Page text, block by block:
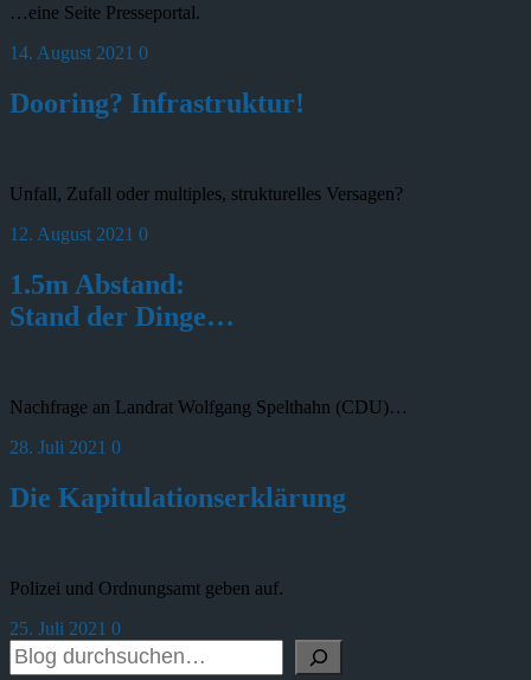
…eine Seite Presseportal.
14. August 2021 0
Dooring? Infrastruktur!
Unfall, Zufall oder multiples, strukturelles Versagen?
12. August 2021 0
1.5m Abstand:
Stand der Dinge…
Nachfrage an Landrat Wolfgang Spelthahn (CDU)…
28. Juli 2021 0
Die Kapitulationserklärung
Polizei und Ordnungsamt geben auf.
25. Juli 2021 0